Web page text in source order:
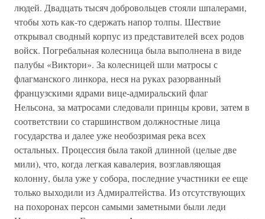
людей. Двадцать тысяч добровольцев стояли шпалерами,
чтобы хоть как-то сдержать напор толпы. Шествие
открывал сводный корпус из представителей всех родов
войск. Погребальная колесница была выполнена в виде
палубы «Виктори». За колесницей шли матросы с
флагманского линкора, неся на руках разорванный
французскими ядрами вице-адмиральский флаг
Нельсона, за матросами следовали принцы крови, затем в
соответствии со старшинством должностные лица
государства и далее уже необозримая река всех
остальных. Процессия была такой длинной (целые две
мили), что, когда легкая кавалерия, возглавляющая
колонну, была уже у собора, последние участники ее еще
только выходили из Адмиралтейства. Из отсутствующих
на похоронах персон самыми заметными были леди